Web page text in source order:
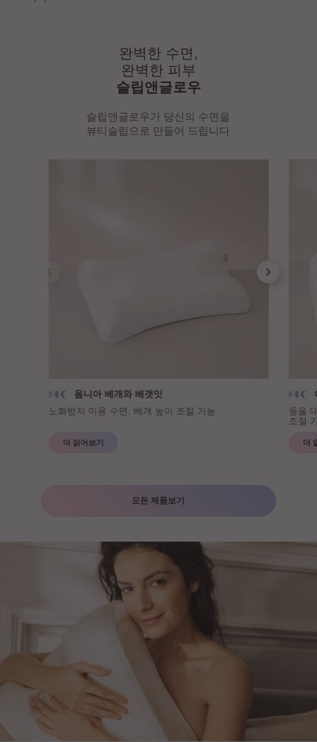
완벽한 수면,
완벽한 피부
슬립앤글로우
슬립앤글로우가 당신의 수면을
뷰티슬립으로 만들어 드립니다
옴니아 베개와 베갯잇
노화방지 미용 수면. 베개 높이 조절 가능.
더 읽어보기
등을
조절
더
모든 제품보기